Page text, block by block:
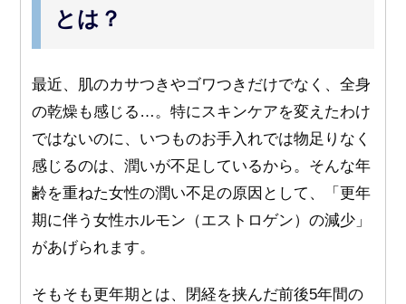
とは？
最近、肌のカサつきやゴワつきだけでなく、全身
の乾燥も感じる…。特にスキンケアを変えたわけ
ではないのに、いつものお手入れでは物足りなく
感じるのは、潤いが不足しているから。そんな年
齢を重ねた女性の潤い不足の原因として、「更年
期に伴う女性ホルモン（エストロゲン）の減少」
があげられます。
そもそも更年期とは、閉経を挟んだ前後5年間の